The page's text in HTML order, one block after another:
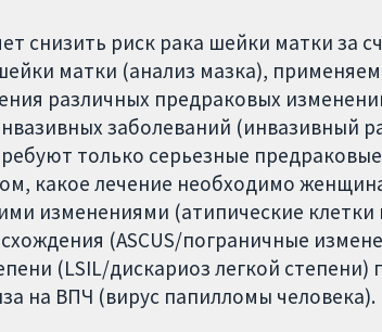
снизить риск рака шейки матки за
матки (анализ мазка),
различных предраковых
заболеваний (инвазивный
только серьезные
какое лечение необходимо
изменениями (атипические клетки
(ASCUS/пограничные
(LSIL/дискариоз легкой степени)
на ВПЧ (вирус папилломы человека).